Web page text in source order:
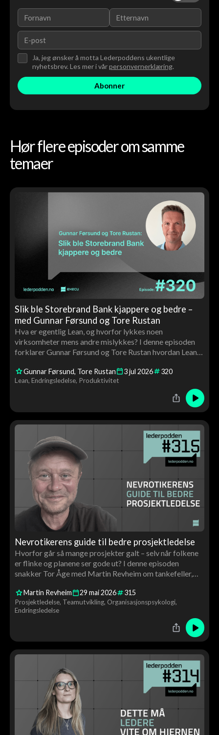
Ja, jeg ønsker å motta Lederpoddens ukentlige
nyhetsbrev. Les mer i vårpersonvernerklæring.
Hør flere episoder om samme
temaer
Slik ble Storebrand Bank kjappere og bedre –
med Gunnar Førsund og Tore Rustan
Hva er egentlig Lean, og hvorfor lykkes noen
virksomheter mens andre mislykkes? I denne episoden
forklarer Gunnar Førsund og Tore Rustan hvordan Lean
verdiskaping gjennom medarbeiderinvolvering, ledelse
og kontinuerlig forbedring.
Gunnar Førsund Tore Rustan 3jul 2026 320
Lean Endringsledelse Produktivitet
Nevrotikerens guide til bedre prosjektledelse
Hvorfor går så mange prosjekter galt – selv når folkene
er flinke og planene ser gode ut? I denne episoden
snakker Tor Åge med Martin Revheim om tankefeller,
prosjektledelse handler minst like mye om mennesker
som om systemer.
Martin Revheim 29 mai2026 315
Prosjektledelse Teamutvikling Organisasjonspsykologi
Endringsledelse